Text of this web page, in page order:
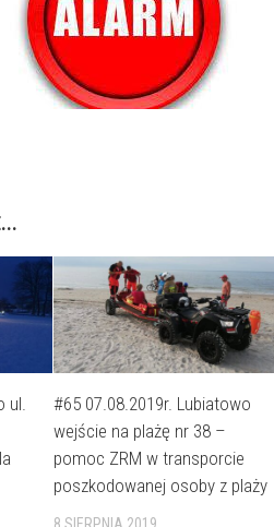
ul.
#65 07.08.2019r. Lubiatowo
wejście na plażę nr 38 –
pomoc ZRM w transporcie
poszkodowanej osoby z plaży
8 SIERPNIA 2019